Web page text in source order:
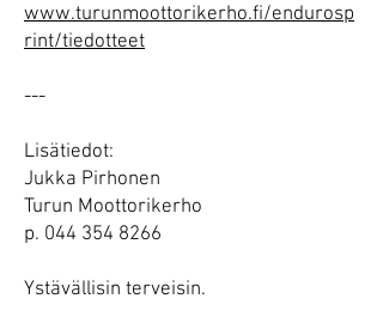
www.turunmoottorikerho.fi/endurosp
rint/tiedotteet
---
Lisätiedot:
Jukka Pirhonen
Turun Moottorikerho
p. 044 354 8266
Ystävällisin terveisin.